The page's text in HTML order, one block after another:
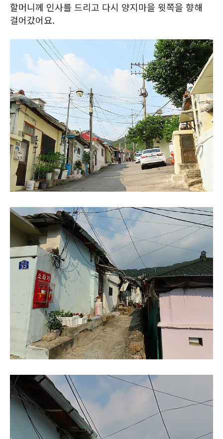
할머니께 인사를 드리고 다시 양지마을 윗쪽을 향해
걸어갔어요.